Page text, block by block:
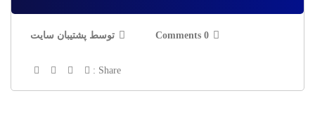
0 Comments توسط پشتیبان سایت
Share :